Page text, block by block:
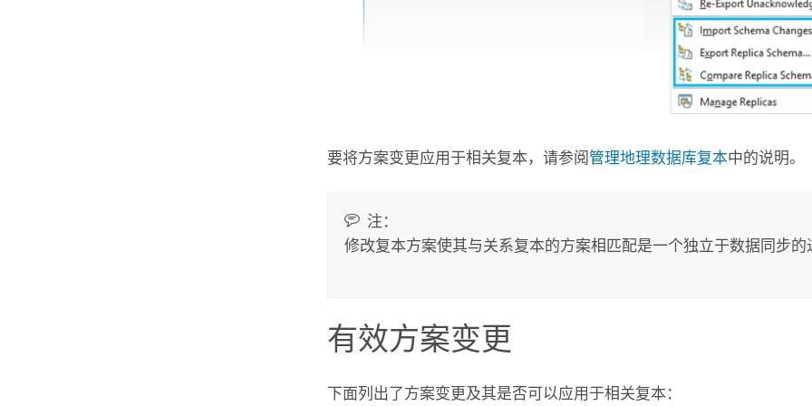
要将方案变更应用于相关复本，请参阅管理地理数据库复本中的说明。
注：
修改复本方案使其与关系复本的方案相匹配是一个独立于数据同步的
有效方案变更
下面列出了方案变更及其是否可以应用于相关复本：